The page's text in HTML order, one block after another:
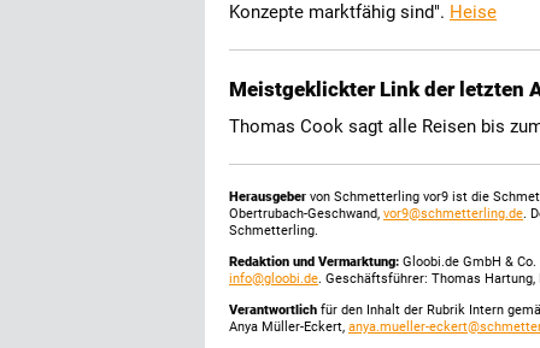
Konzepte marktfähig sind". Heise
Meistgeklickter Link der letzten
Thomas Cook sagt alle Reisen bis
Herausgeber von Schmetterling vor9 ist die
Obertrubach-Geschwand, vor9@schmetterling.de.
Schmetterling.
Redaktion und Vermarktung: Gloobi.de GmbH &
info@gloobi.de. Geschäftsführer: Thomas
Verantwortlich für den Inhalt der Rubrik Intern
Anya Müller-Eckert, anya.mueller-